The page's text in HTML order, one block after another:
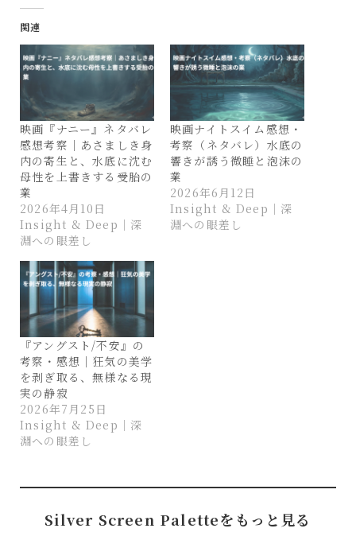
関連
映画『ナニー』ネタバレ
感想考察｜あさましき身
内の寄生と、水底に沈む
母性を上書きする受胎の
業
2026年4月10日
Insight & Deep｜深
淵への眼差し
映画ナイトスイム感想・
考察（ネタバレ）水底の
響きが誘う微睡と泡沫の
業
2026年6月12日
Insight & Deep｜深
淵への眼差し
『アングスト/不安』の
考察・感想｜狂気の美学
を剥ぎ取る、無様なる現
実の静寂
2026年7月25日
Insight & Deep｜深
淵への眼差し
Silver Screen Paletteをもっと見る